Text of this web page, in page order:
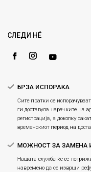
Gift Card
Замена и рефундација на
СЛЕДИ НÉ
БРЗА ИСПОРАКА
Сите пратки се
ги доставува нарачките на
регистрација, а доколку
временскиот период на
МОЖНОСТ ЗА ЗАМЕНА
Нашата служба ќе се
навремено да се изврши